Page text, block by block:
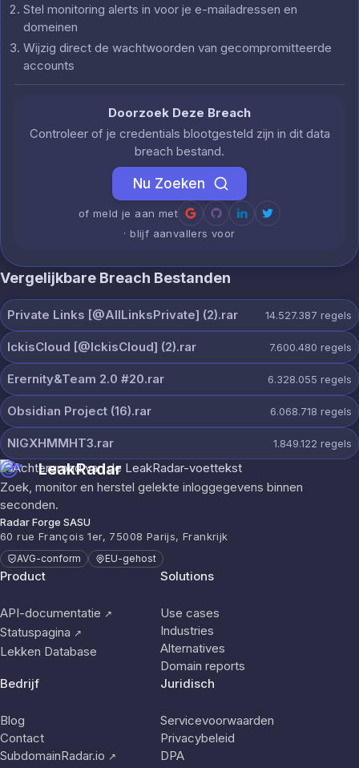
Stel monitoring alerts in voor je e-mailadressen en
domeinen
Wijzig direct de wachtwoorden van gecompromitteerde
accounts
Doorzoek Deze Breach
Controleer of je credentials blootgesteld zijn in dit data
breach bestand.
Nu Zoeken
of meld je aan met
· blijf aanvallers voor
Vergelijkbare Breach Bestanden
Private Links [@AllLinksPrivate] (2).rar 14.527.387 regels
IckisCloud [@IckisCloud] (2).rar 7.600.480 regels
Erernity&Team 2.0 #20.rar 6.328.055 regels
Obsidian Project (16).rar 6.068.718 regels
NIGXHMMHT3.rar 1.849.122 regels
LeakRadar
Zoek, monitor en herstel gelekte inloggegevens binnen
seconden.
Radar Forge SASU
60 rue François 1er, 75008 Parijs, Frankrijk
AVG-conform EU-gehost
Product
API-documentatie ↗
Statuspagina ↗
Lekken Database
Solutions
Use cases
Industries
Alternatives
Domain reports
Bedrijf
Blog
Contact
SubdomainRadar.io ↗
Juridisch
Servicevoorwaarden
Privacybeleid
DPA